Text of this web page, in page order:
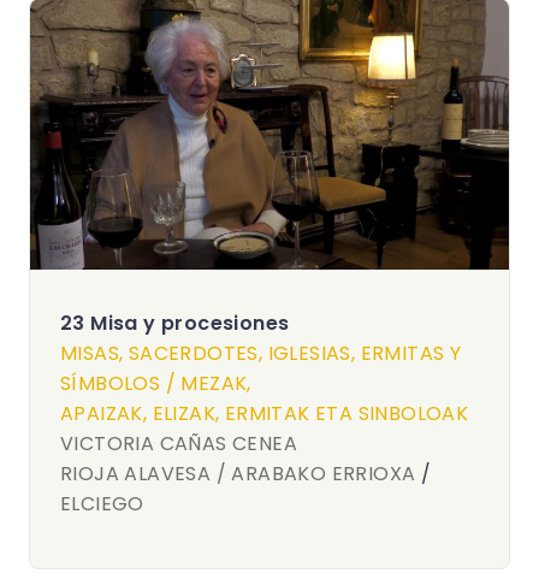
23 Misa y procesiones
MISAS, SACERDOTES, IGLESIAS, ERMITAS Y
SÍMBOLOS / MEZAK,
APAIZAK, ELIZAK, ERMITAK ETA SINBOLOAK
VICTORIA CAÑAS CENEA
RIOJA ALAVESA / ARABAKO ERRIOXA /
ELCIEGO